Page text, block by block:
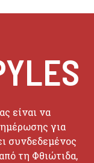
είναι να
για
συνδεδεμένος
τη Φθιώτιδα,